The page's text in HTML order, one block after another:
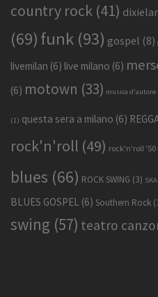
country rock (41)
(69) funk (93) gospel (8)
livemilan (6) live milano (6)
(6) motown (33) musica d'autore
(1) questa sera a milano (6)
rock'n'roll (49) rock'n'roll '50
blues (66) ROCK SWING (3) SKA
BLUES GOSPEL (6) Southern Rock
swing (57) teatro